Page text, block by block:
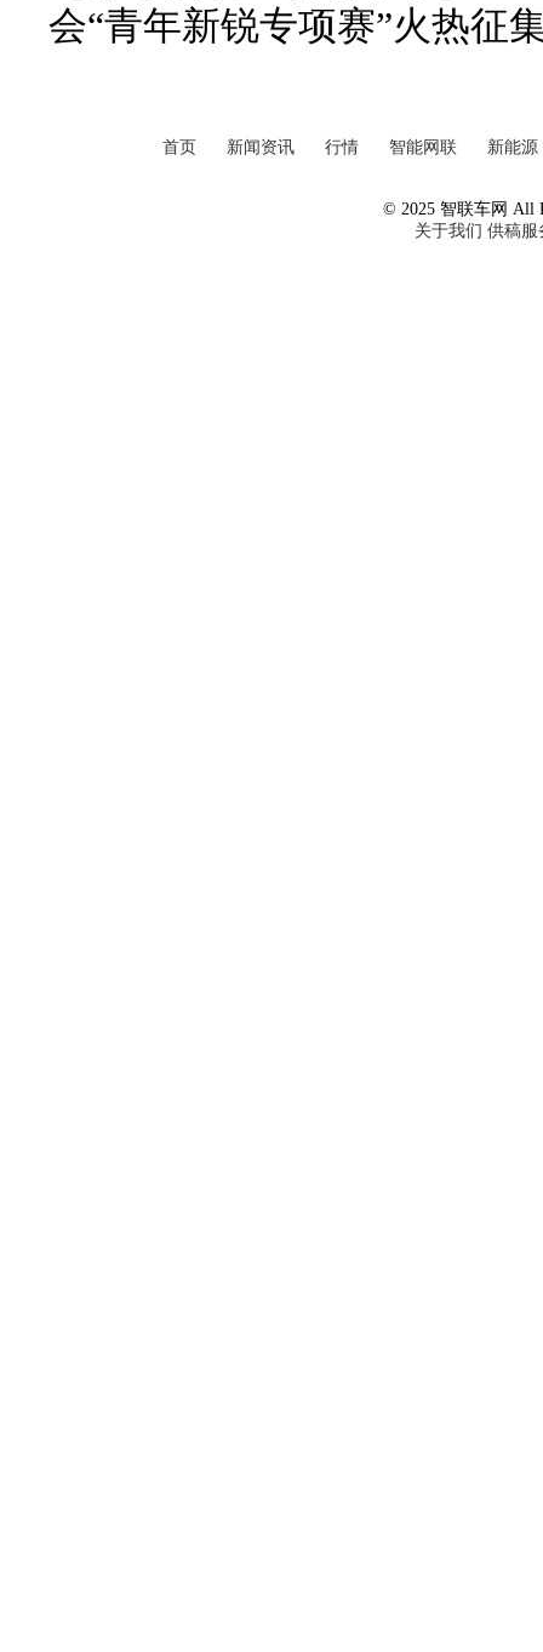
会“青年新锐专项赛”火热征
首页 新闻资讯 行情 智能网联 新能源
© 2025 智联车网 All
关于我们 供稿服